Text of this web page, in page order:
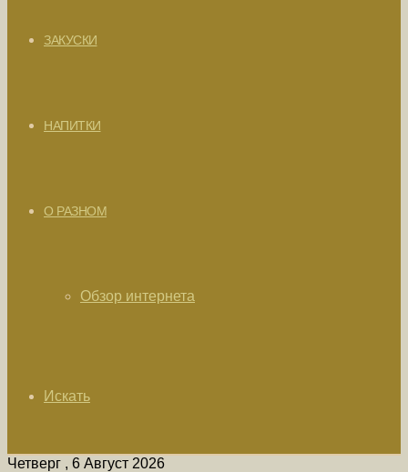
ЗАКУСКИ
НАПИТКИ
О РАЗНОМ
Обзор интернета
Искать
Четверг , 6 Август 2026